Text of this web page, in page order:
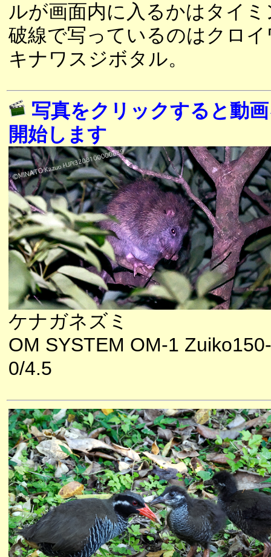
ルが画面内に入るかはタイ
破線で写っているのはクロ
キナワスジボタル。
写真をクリックすると動
開始します
ケナガネズミ
OM SYSTEM OM-1
0/4.5